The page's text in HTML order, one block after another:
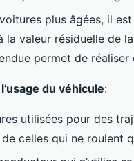
plus âgées, il
la valeur résiduelle de
permet de
du véhicule:
utilisées pour des
celles qui ne roulent